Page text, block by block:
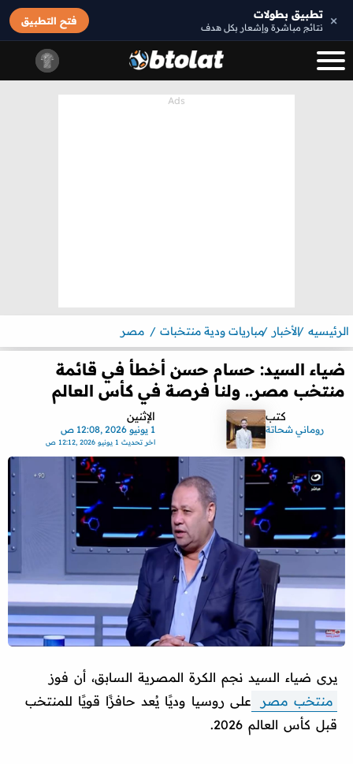
× تطبيق بطولات
نتائج مباشرة وإشعار بكل هدف
فتح التطبيق
الرئيسيه الأخبار مباريات ودية منتخبات مصر
ضياء السيد: حسام حسن أخطأ في قائمة
منتخب مصر.. ولنا فرصة في كأس العالم
كتب
روماني شحاتة
الإثنين
1 يونيو 2026 ,12:08 ص
اخر تحديث 1 يونيو 2026 ,12:12 ص
يرى ضياء السيد نجم الكرة المصرية السابق، أن فوز
منتخب مصر
على روسيا وديًا يُعد حافزًا قويًا للمنتخب
قبل كأس العالم 2026.